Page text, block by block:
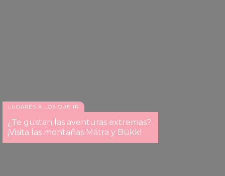
LUGARES A LOS QUE IR
¿Te gustan las aventuras extremas?
¡Visita las montañas Mátra y Bükk!